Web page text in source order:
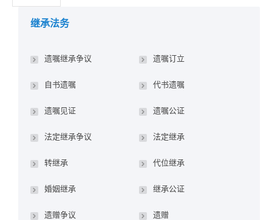
继承法务
遗嘱继承争议 遗嘱订立
自书遗嘱 代书遗嘱
遗嘱见证 遗嘱公证
法定继承争议 法定继承
转继承 代位继承
婚姻继承 继承公证
遗赠争议 遗赠